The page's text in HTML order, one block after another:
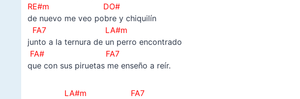
RE#m DO#
de nuevo me veo pobre y chiquilín
FA7 LA#m
junto a la ternura de un perro encontrado
FA# FA7
que con sus piruetas me enseño a reír.
LA#m FA7